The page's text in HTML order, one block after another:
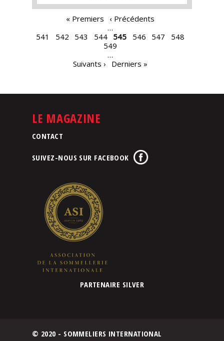
« Premiers
‹ Précédents
…
541
542 543 544 545 546 547
548
549
…
Suivants ›
Derniers »
LE MAGAZINE
CONTACT
SUIVEZ-NOUS SUR FACEBOOK
PARTENAIRE SILVER
© 2020 - SOMMELIERS INTERNATIONAL